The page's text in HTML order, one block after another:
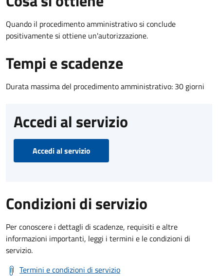
Quando il procedimento amministrativo si conclude
positivamente si ottiene un'autorizzazione.
Tempi e scadenze
Durata massima del procedimento amministrativo: 30 giorni
Accedi al servizio
Accedi al servizio
Condizioni di servizio
Per conoscere i dettagli di scadenze, requisiti e altre
informazioni importanti, leggi i termini e le condizioni di
servizio.
Termini e condizioni di servizio